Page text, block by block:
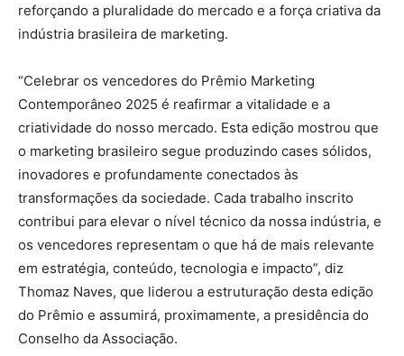
reforçando a pluralidade do mercado e a força criativa da
indústria brasileira de marketing.
“Celebrar os vencedores do Prêmio Marketing
Contemporâneo 2025 é reafirmar a vitalidade e a
criatividade do nosso mercado. Esta edição mostrou que
o marketing brasileiro segue produzindo cases sólidos,
inovadores e profundamente conectados às
transformações da sociedade. Cada trabalho inscrito
contribui para elevar o nível técnico da nossa indústria, e
os vencedores representam o que há de mais relevante
em estratégia, conteúdo, tecnologia e impacto”, diz
Thomaz Naves, que liderou a estruturação desta edição
do Prêmio e assumirá, proximamente, a presidência do
Conselho da Associação.